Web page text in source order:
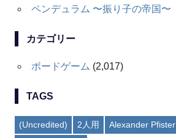
ペンデュラム 〜振り子の帝国〜
カテゴリー
ボードゲーム (2,017)
TAGS
(Uncredited) 2人用 Alexander Pfister